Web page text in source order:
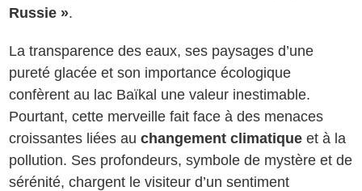
Russie ».
La transparence des eaux, ses paysages d’une
pureté glacée et son importance écologique
confèrent au lac Baïkal une valeur inestimable.
Pourtant, cette merveille fait face à des menaces
croissantes liées auchangement climatique et à la
pollution. Ses profondeurs, symbole de mystère et de
sérénité, chargent le visiteur d’un sentiment